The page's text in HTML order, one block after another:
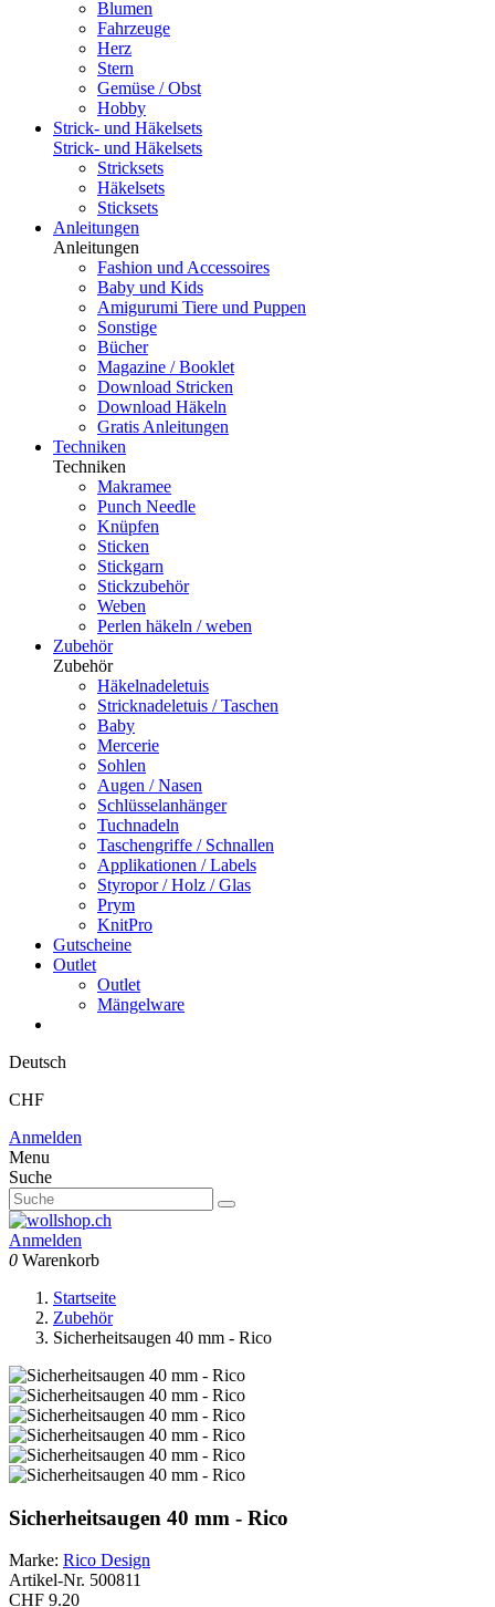
Blumen
Fahrzeuge
Herz
Stern
Gemüse / Obst
Hobby
Strick- und Häkelsets
Strick- und Häkelsets
Stricksets
Häkelsets
Sticksets
Anleitungen
Anleitungen
Fashion und Accessoires
Baby und Kids
Amigurumi Tiere und Puppen
Sonstige
Bücher
Magazine / Booklet
Download Stricken
Download Häkeln
Gratis Anleitungen
Techniken
Techniken
Makramee
Punch Needle
Knüpfen
Sticken
Stickgarn
Stickzubehör
Weben
Perlen häkeln / weben
Zubehör
Zubehör
Häkelnadeletuis
Stricknadeletuis / Taschen
Baby
Mercerie
Sohlen
Augen / Nasen
Schlüsselanhänger
Tuchnadeln
Taschengriffe / Schnallen
Applikationen / Labels
Styropor / Holz / Glas
Prym
KnitPro
Gutscheine
Outlet
Outlet
Mängelware
Deutsch
CHF
Anmelden
Menu
Suche
Anmelden
0 Warenkorb
Startseite
Zubehör
Sicherheitsaugen 40 mm - Rico
Sicherheitsaugen 40 mm - Rico
Marke: Rico Design
Artikel-Nr. 500811
CHF 9.20